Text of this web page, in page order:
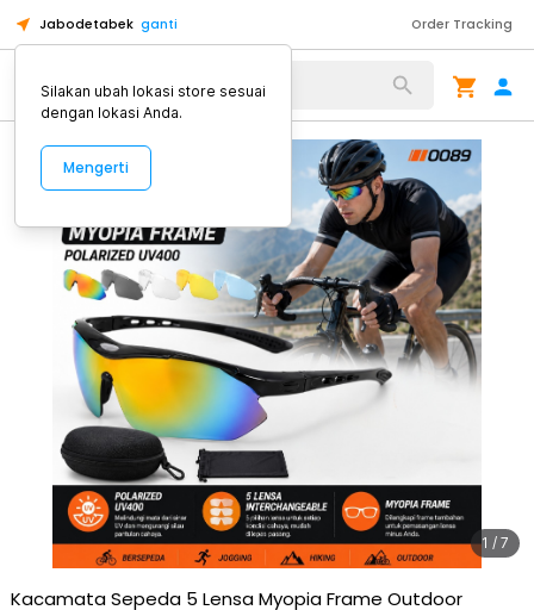
Jabodetabek ganti Order Tracking
Alat Kopi
1 / 7
Kacamata Sepeda 5 Lensa Myopia Frame Outdoor
Silakan ubah lokasi store sesuai
dengan lokasi Anda.
Mengerti